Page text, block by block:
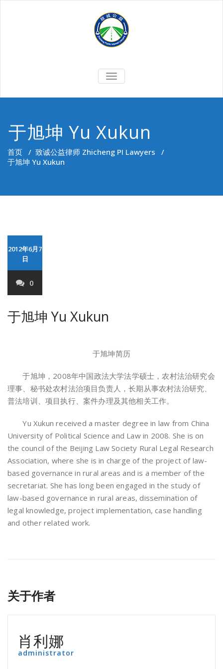
切
换
于旭坤 Yu Xukun
首页 / 致诚公益律师 Zhicheng PI Lawyers /
于旭坤 Yu Xukun
2012年6月7
日
0
于旭坤 Yu Xukun
于旭坤简历
于旭坤，2008年中国政法大学法学硕士，农村法治研究会
理事、秘书处农村法治项目负责人，长期从事农村法治研究、
普法培训、项目执行、案件办理及其他相关工作。
Yu Xukun received a master degree in law from China
University of Political Science and Law in 2008. She is on
the council of the Beijing Law Society Rural Legal Research
Association, where she is in charge of the project of law-
based governance in rural areas and is a member of the
secretariat. She has long been engaged in the study of
law-based governance in rural areas, dissemination of
legal knowledge, project implementation, case handling
and other related work.
关于作者
肖利娜
administrator